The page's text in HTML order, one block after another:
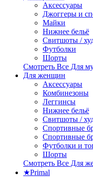
Аксессуары
Джоггеры и
Майки
Нижнее бельё
Свитшоты /
Футболки
Шорты
Смотреть Все Для
Для женщин
Аксессуары
Комбинезоны
Леггинсы
Нижнее бельё
Свитшоты /
Спортивные
Спортивные
Футболки и
Шорты
Смотреть Все Для
★Primal